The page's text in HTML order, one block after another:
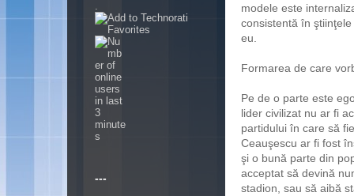
modele este
consistentă în
eu.
Formarea de care
Pe de o parte este
lider civilizat nu ar fi
partidului în care să
Ceauşescu ar fi fost
şi o bună parte din
acceptat să devină
stadion, sau să aibă
---